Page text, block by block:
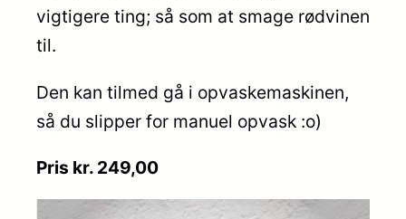
vigtigere ting; så som at smage rødvinen
til.
Den kan tilmed gå i opvaskemaskinen,
så du slipper for manuel opvask :o)
Pris kr. 249,00